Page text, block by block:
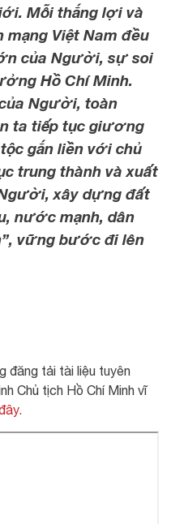
Mỗi thắng lợi và
Việt Nam đều
của Người, sự soi
Hồ Chí Minh.
Người, toàn
ta tiếp tục giương
gắn liền với chủ
trung thành và xuất
xây dựng đất
nước mạnh, dân
vững bước đi lên
đăng tải tài liệu tuyên
Chủ tịch Hồ Chí Minh vĩ